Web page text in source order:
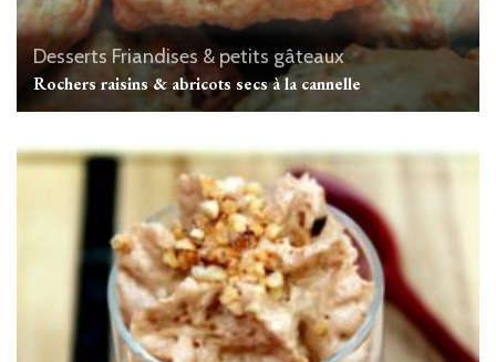
Desserts Friandises & petits gâteaux
Rochers raisins & abricots secs à la cannelle